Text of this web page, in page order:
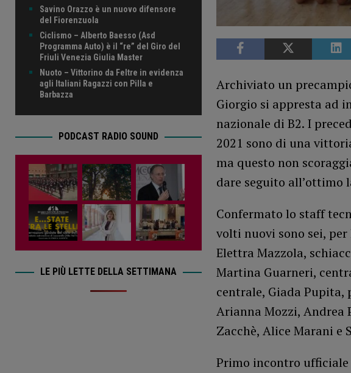
Archiviato un
Giorgio si appresta ad
nazionale di B2. I
2021 sono di una
ma questo non
dare seguito all’ottimo
Confermato lo staff
volti nuovi sono sei,
Elettra Mazzola,
Martina Guarneri,
centrale, Giada Pupita,
Arianna Mozzi, Andrea
Zacchè, Alice Marani e
Primo incontro
Savino Orazzo è un nuovo difensore
del Fiorenzuola
Ciclismo – Alberto Baesso (Asd
Programma Auto) è il “re” del Giro del
Friuli Venezia Giulia Master
Nuoto – Vittorino da Feltre in evidenza
agli Italiani Ragazzi con Pilla e
Barbazza
PODCAST RADIO SOUND
LE PIÙ LETTE DELLA SETTIMANA